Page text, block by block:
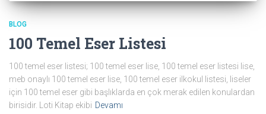
BLOG
100 Temel Eser Listesi
100 temel eser listesi; 100 temel eser lise, 100 temel eser listesi lise,
meb onaylı 100 temel eser lise, 100 temel eser ilkokul listesi, liseler
için 100 temel eser gibi başlıklarda en çok merak edilen konulardan
birisidir. Loti Kitap ekibi Devamı